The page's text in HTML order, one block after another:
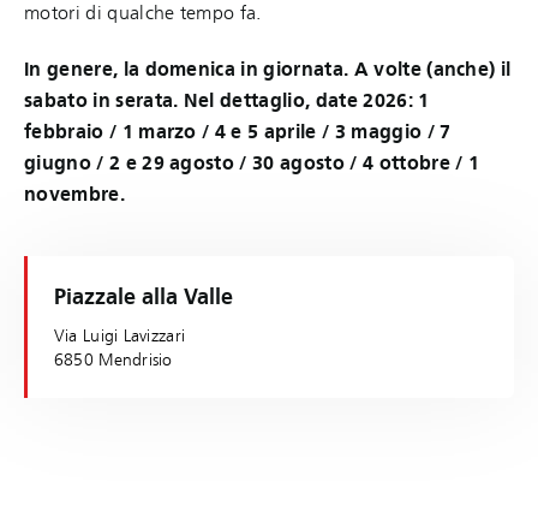
motori di qualche tempo fa.
In genere, la domenica in giornata. A volte (anche) il
sabato in serata. Nel dettaglio, date 2026: 1
febbraio / 1 marzo / 4 e 5 aprile / 3 maggio / 7
giugno / 2 e 29 agosto / 30 agosto / 4 ottobre / 1
novembre.
Piazzale alla Valle
Via Luigi Lavizzari
6850 Mendrisio